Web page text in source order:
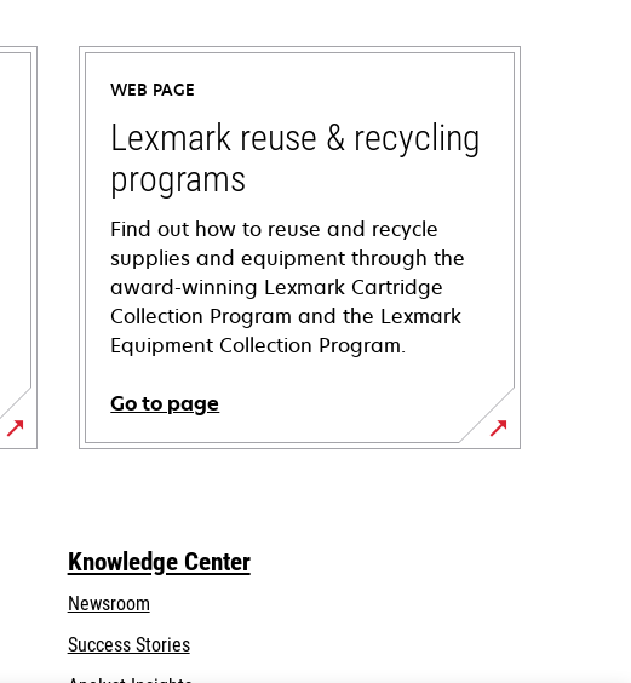
WEB PAGE
Lexmark reuse & recycling
programs
Find out how to reuse and recycle
supplies and equipment through the
award-winning Lexmark Cartridge
Collection Program and the Lexmark
Equipment Collection Program.
Go to page
Knowledge Center
Newsroom
Success Stories